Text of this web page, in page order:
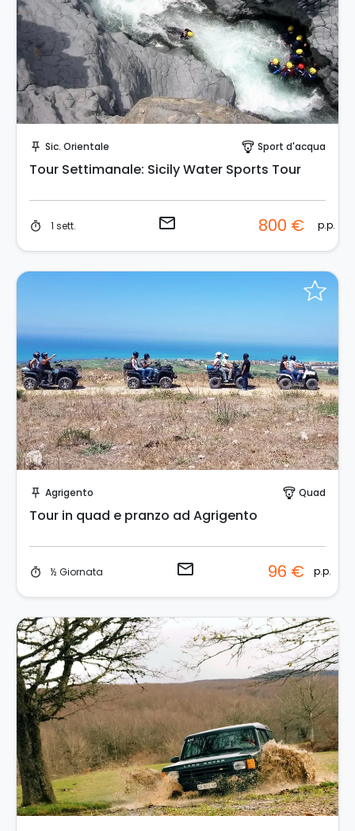
push_pin Sic. Orientale paragliding Sport d'acqua
Tour Settimanale: Sicily Water Sports Tour
timer 1 sett. email 800 € p.p.
push_pin Agrigento paragliding Quad
Tour in quad e pranzo ad Agrigento
timer ½ Giornata email 96 € p.p.